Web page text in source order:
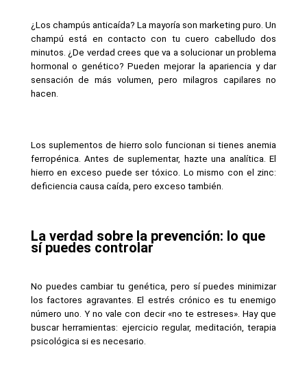
¿Los champús anticaída? La mayoría son marketing puro. Un
champú está en contacto con tu cuero cabelludo dos
minutos. ¿De verdad crees que va a solucionar un problema
hormonal o genético? Pueden mejorar la apariencia y dar
sensación de más volumen, pero milagros capilares no
hacen.
Los suplementos de hierro solo funcionan si tienes anemia
ferropénica. Antes de suplementar, hazte una analítica. El
hierro en exceso puede ser tóxico. Lo mismo con el zinc:
deficiencia causa caída, pero exceso también.
La verdad sobre la prevención: lo que
sí puedes controlar
No puedes cambiar tu genética, pero sí puedes minimizar
los factores agravantes. El estrés crónico es tu enemigo
número uno. Y no vale con decir «no te estreses». Hay que
buscar herramientas: ejercicio regular, meditación, terapia
psicológica si es necesario.